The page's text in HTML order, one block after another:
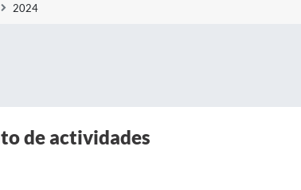
2024
de actividades